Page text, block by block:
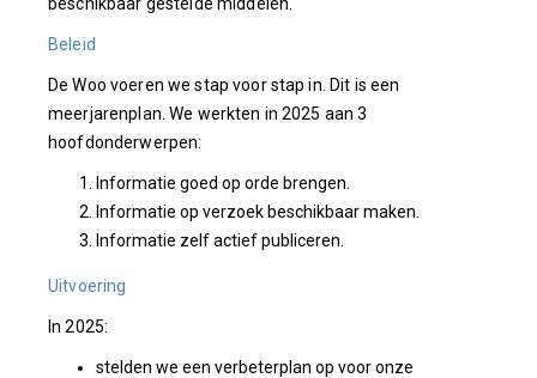
Beleid
De Woo voeren we stap voor stap in. Dit is een
meerjarenplan. We werkten in 2025 aan 3
hoofdonderwerpen:
Informatie goed op orde brengen.
Informatie op verzoek beschikbaar maken.
Informatie zelf actief publiceren.
Uitvoering
In 2025:
stelden we een verbeterplan op voor onze